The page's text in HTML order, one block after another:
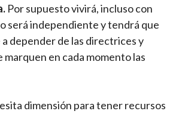
Por supuesto vivirá, incluso con
será independiente y tendrá que
depender de las directrices y
en cada momento las
dimensión para tener recursos